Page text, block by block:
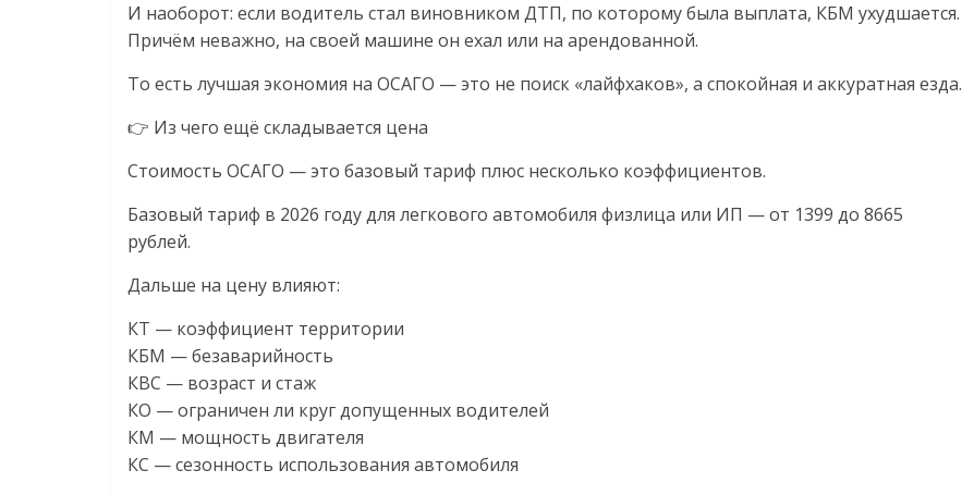
торговле,
сервисах
Commerce,
логистике,
соцсетях.
Нам
важно,
как
знать
как
Сеть
меняет
жизнь
людей
И наоборот: если водитель стал виновником ДТП, по которому была выплата, КБМ ухудшается.
Причём неважно, на своей машине он ехал или на арендованной.
То есть лучшая экономия на ОСАГО — это не поиск «лайфхаков», а спокойная и аккуратная езда.
👉 Из чего ещё складывается цена
Стоимость ОСАГО — это базовый тариф плюс несколько коэффициентов.
Базовый тариф в 2026 году для легкового автомобиля физлица или ИП — от 1399 до 8665
рублей.
Дальше на цену влияют:
КТ — коэффициент территории
КБМ — безаварийность
КВС — возраст и стаж
КО — ограничен ли круг допущенных водителей
КМ — мощность двигателя
КС — сезонность использования автомобиля